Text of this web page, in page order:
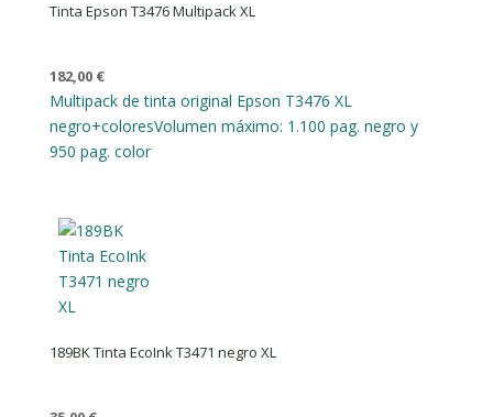
Tinta Epson T3476 Multipack XL
182,00 €
Multipack de tinta original Epson T3476 XL
negro+coloresVolumen máximo: 1.100 pag. negro y
950 pag. color
189BK Tinta EcoInk T3471 negro XL